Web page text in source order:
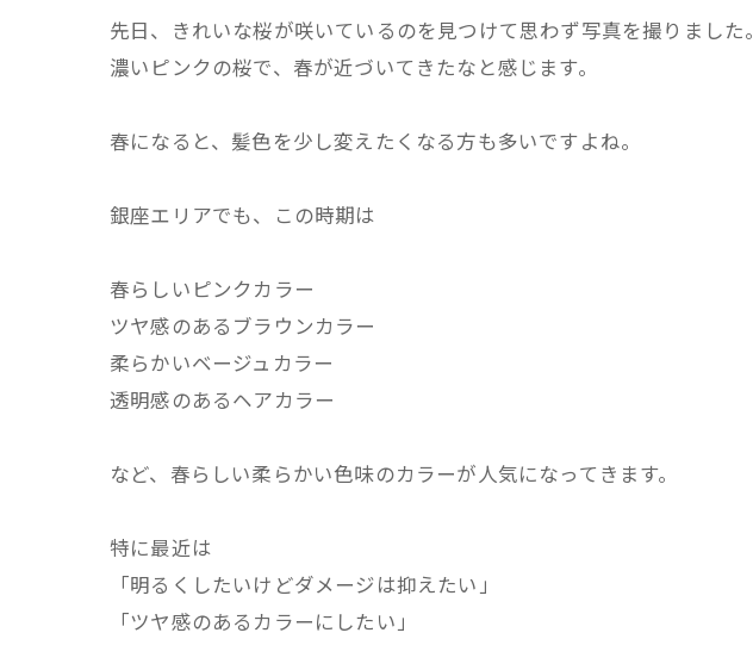
先日、きれいな桜が咲いているのを見つけて思わず写真を撮りました。
濃いピンクの桜で、春が近づいてきたなと感じます。
春になると、髪色を少し変えたくなる方も多いですよね。
銀座エリアでも、この時期は
春らしいピンクカラー
ツヤ感のあるブラウンカラー
柔らかいベージュカラー
透明感のあるヘアカラー
など、春らしい柔らかい色味のカラーが人気になってきます。
特に最近は
「明るくしたいけどダメージは抑えたい」
「ツヤ感のあるカラーにしたい」